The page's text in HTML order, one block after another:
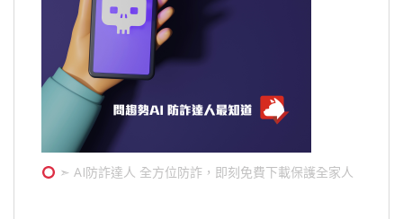
➣ AI防詐達人 全方位防詐，即刻免費下載保護全家人